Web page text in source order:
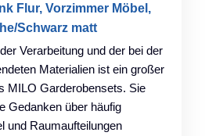
Flur, Vorzimmer Möbel,
Schwarz matt
Verarbeitung und der bei der
Materialien ist ein großer
MILO Garderobensets. Sie
Gedanken über häufig
und Raumaufteilungen